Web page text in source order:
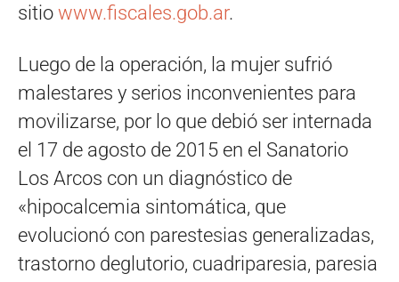
sitio www.fiscales.gob.ar.
Luego de la operación, la mujer sufrió
malestares y serios inconvenientes para
movilizarse, por lo que debió ser internada
el 17 de agosto de 2015 en el Sanatorio
Los Arcos con un diagnóstico de
«hipocalcemia sintomática, que
evolucionó con parestesias generalizadas,
trastorno deglutorio, cuadriparesia, paresia